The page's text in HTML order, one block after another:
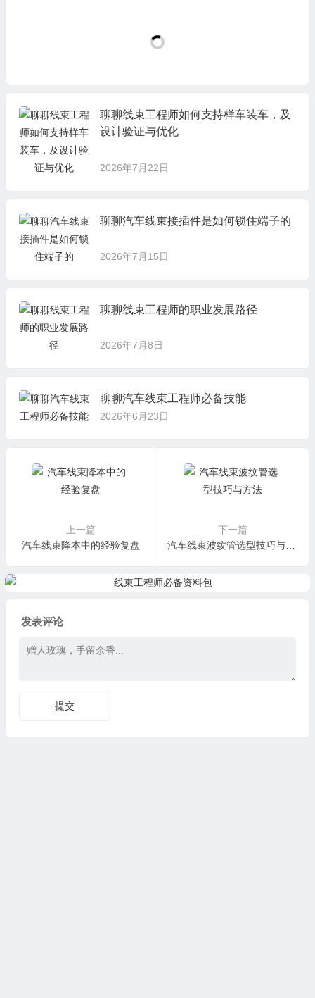
聊聊线束工程师如何支持样车装车，及
设计验证与优化
2026年7月22日
聊聊汽车线束接插件是如何锁住端子的
2026年7月15日
聊聊线束工程师的职业发展路径
2026年7月8日
聊聊汽车线束工程师必备技能
2026年6月23日
上一篇
汽车线束降本中的经验复盘
下一篇
汽车线束波纹管选型技巧与方法
发表评论